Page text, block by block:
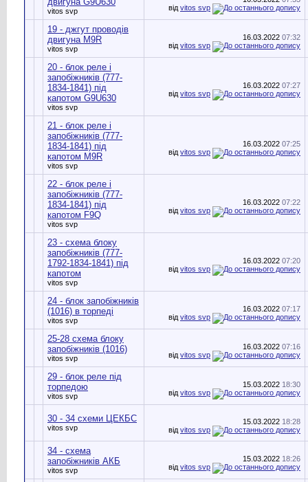
vitos svp
від vitos svp
19 - джгут проводів
двигуна M9R
vitos svp
16.03.2022 07:32
від vitos svp
20 - блок реле і
запобіжників (777-
1834-1841) під
капотом G9U630
vitos svp
16.03.2022 07:27
від vitos svp
21 - блок реле і
запобіжників (777-
1834-1841) під
капотом M9R
vitos svp
16.03.2022 07:25
від vitos svp
22 - блок реле і
запобіжників (777-
1834-1841) під
капотом F9Q
vitos svp
16.03.2022 07:22
від vitos svp
23 - схема блоку
запобіжників (777-
1792-1834-1841) під
капотом
vitos svp
16.03.2022 07:20
від vitos svp
24 - блок запобіжників
(1016) в торпеді
vitos svp
16.03.2022 07:17
від vitos svp
25-28 схема блоку
запобіжників (1016)
vitos svp
16.03.2022 07:16
від vitos svp
29 - блок реле під
торпедою
vitos svp
15.03.2022 18:30
від vitos svp
30 - 34 схеми ЦЕКБС
vitos svp
15.03.2022 18:28
від vitos svp
34 - схема
запобіжників АКБ
vitos svp
15.03.2022 18:26
від vitos svp